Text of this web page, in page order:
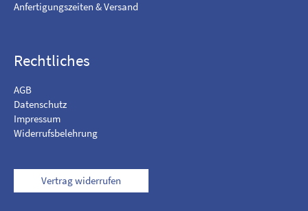
r
Anfertigungszeiten & Versand
Rechtliches
AGB
Datenschutz
Impressum
Widerrufsbelehrung
Vertrag widerrufen